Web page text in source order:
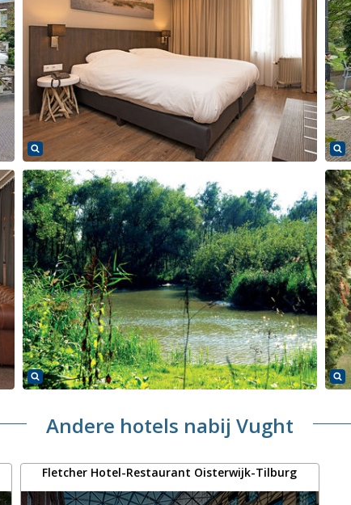
Andere hotels nabij Vught
Fletcher Hotel-Restaurant Oisterwijk-Tilburg